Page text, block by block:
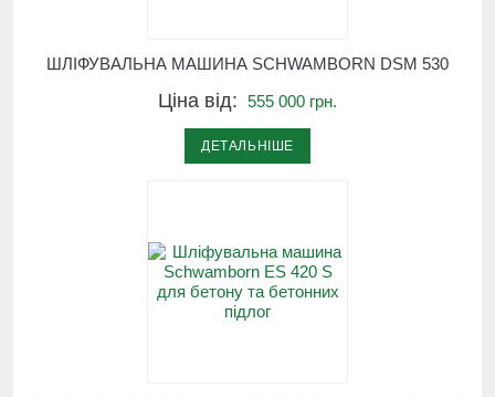
ШЛІФУВАЛЬНА МАШИНА SCHWAMBORN DSM 530
Ціна від: 555 000 грн.
ДЕТАЛЬНІШЕ